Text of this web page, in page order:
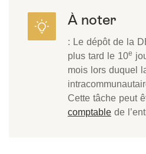
À noter
: Le dépôt de la
plus tard le 10e
mois lors duquel
Cette tâche peut
comptable de